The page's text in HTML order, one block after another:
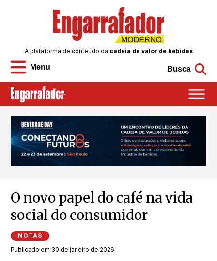
Menu
A plataforma de conteúdo da cadeia de valor de bebidas
Busca
O novo papel do café na vida
social do consumidor
NOTAS
Publicado em 30 de janeiro de 2026